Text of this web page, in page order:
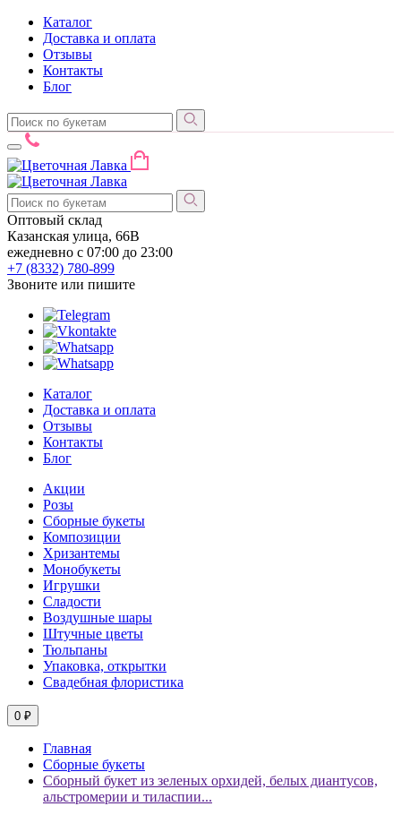
Каталог
Доставка и оплата
Отзывы
Контакты
Блог
Оптовый склад
Казанская улица, 66В
ежедневно с 07:00 до 23:00
+7 (8332) 780-899
Звоните или пишите
Каталог
Доставка и оплата
Отзывы
Контакты
Блог
Акции
Розы
Сборные букеты
Композиции
Хризантемы
Монобукеты
Игрушки
Сладости
Воздушные шары
Штучные цветы
Тюльпаны
Упаковка, открытки
Свадебная флористика
0 ₽
Главная
Сборные букеты
Сборный букет из зеленых орхидей, белых диантусов,
альстромерии и тиласпии...